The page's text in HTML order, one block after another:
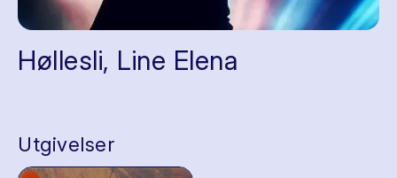
Høllesli, Line Elena
Utgivelser